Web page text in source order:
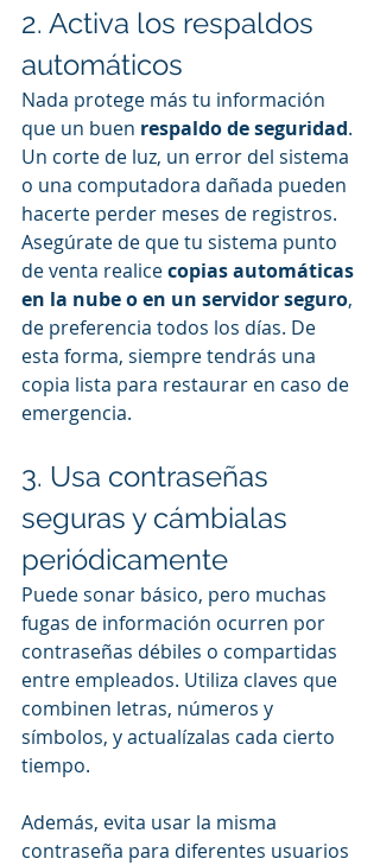
2. Activa los respaldos
automáticos
Nada protege más tu información
que un buen respaldo de seguridad.
Un corte de luz, un error del sistema
o una computadora dañada pueden
hacerte perder meses de registros.
Asegúrate de que tu sistema punto
de venta realice copias automáticas
en la nube o en un servidor seguro,
de preferencia todos los días. De
esta forma, siempre tendrás una
copia lista para restaurar en caso de
emergencia.
3. Usa contraseñas
seguras y cámbialas
periódicamente
Puede sonar básico, pero muchas
fugas de información ocurren por
contraseñas débiles o compartidas
entre empleados. Utiliza claves que
combinen letras, números y
símbolos, y actualízalas cada cierto
tiempo.
Además, evita usar la misma
contraseña para diferentes usuarios